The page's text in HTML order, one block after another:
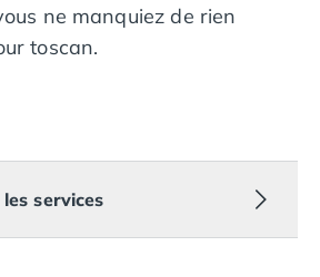
ne manquiez de rien
toscan.
services